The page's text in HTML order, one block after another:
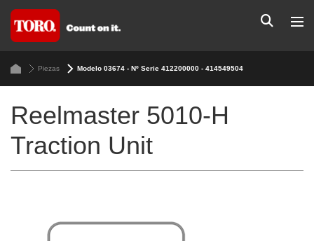
Piezas Modelo 03674 - Nº Serie 412200000 - 414549504
Reelmaster 5010-H
Traction Unit